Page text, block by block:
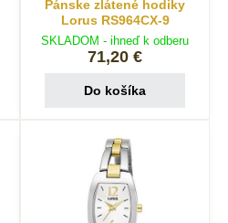
Pánske zlátené hodiky
Lorus RS964CX-9
SKLADOM - ihneď k odberu
71,20 €
Do košíka